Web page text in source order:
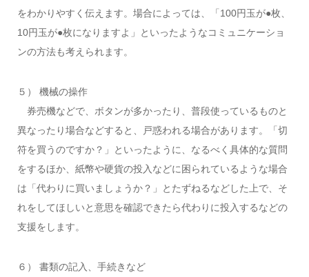
をわかりやすく伝えます。場合によっては、「100円玉が●枚、
10円玉が●枚になりますよ」といったようなコミュニケーショ
ンの方法も考えられます。
５） 機械の操作
券売機などで、ボタンが多かったり、普段使っているものと
異なったり場合などすると、戸惑われる場合があります。「切
符を買うのですか？」といったように、なるべく具体的な質問
をするほか、紙幣や硬貨の投入などに困られているような場合
は「代わりに買いましょうか？」とたずねるなどした上で、そ
れをしてほしいと意思を確認できたら代わりに投入するなどの
支援をします。
６） 書類の記入、手続きなど